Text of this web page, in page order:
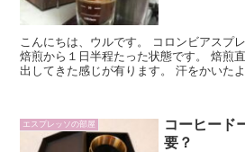
こんにちは、ウルです。 コロンビアスプ
焙煎から１日半程たった状態です。 焙煎直後に比べ、アブラが染み
出してきた感じが有ります。 汗をかいた
エスプレッソの部屋
コーヒード
要？